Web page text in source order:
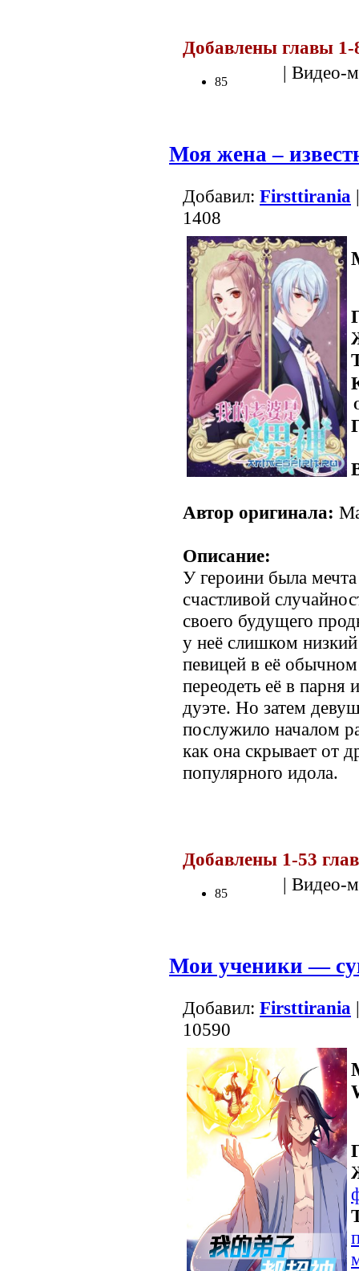
Добавлены главы 1-
85 | Видео-
Моя жена –
Добавил: Firsttirania
1408
Автор оригинала:
Описание:
У героини была
счастливой
своего будущего
у неё слишком низкий
певицей в её
переодеть её в парня
дуэте. Но затем
послужило началом
как она скрывает от
популярного идола.
Добавлены 1-53
85 | Видео-
Мои ученики —
Добавил: Firsttirania
10590